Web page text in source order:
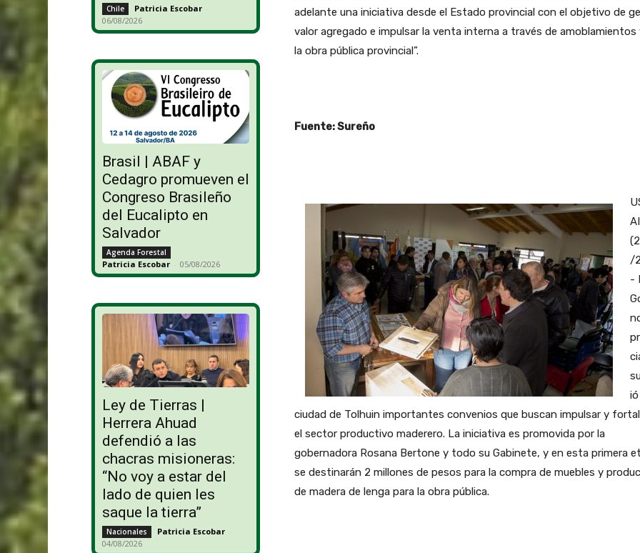
Chile Patricia Escobar -
06/08/2026
Brasil | ABAF y
Cedagro promueven el
Congreso Brasileño
del Eucalipto en
Salvador
Agenda Forestal
Patricia Escobar - 05/08/2026
Ley de Tierras |
Herrera Ahuad
defendió a las
chacras misioneras:
“No voy a estar del
lado de quien les
saque la tierra”
Nacionales Patricia Escobar -
04/08/2026
adelante una iniciativa desde el Estado provincial con el objetivo de
valor agregado e impulsar la venta interna a través de amoblamientos
la obra pública provincial”.
Fuente: Sureño
/
-
ciudad de Tolhuin importantes convenios que buscan impulsar y
el sector productivo maderero. La iniciativa es promovida por la
gobernadora Rosana Bertone y todo su Gabinete, y en esta primera
se destinarán 2 millones de pesos para la compra de muebles y
de madera de lenga para la obra pública.